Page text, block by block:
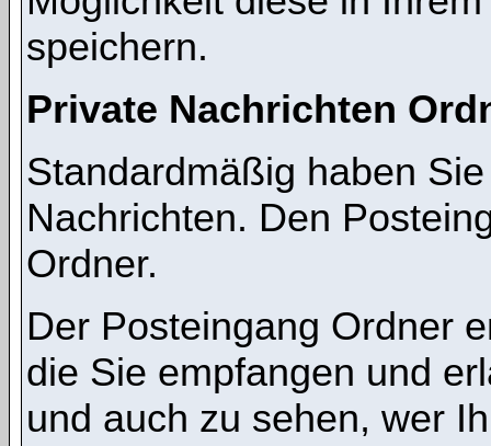
speichern.
Private Nachrichten
Standardmäßig haben
Nachrichten. Den
Ordner.
Der Posteingang Ordner
die Sie empfangen und
und auch zu sehen, wer